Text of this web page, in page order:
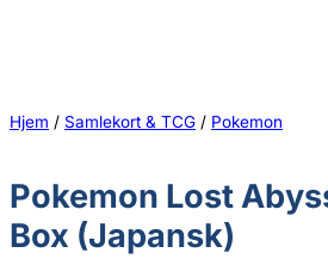
Hjem / Samlekort & TCG / Pokemon
Pokemon Lost
Box (Japansk)